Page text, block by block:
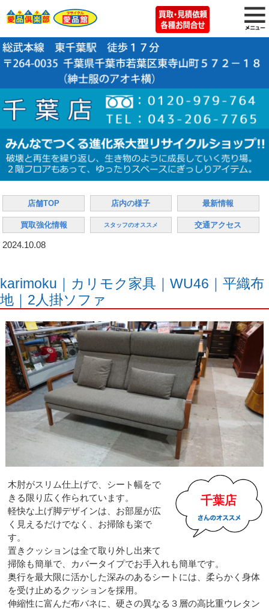
店舗TOP 店内の様子 最新情報
買取強化情報 スタッフのオススメ 交通アクセス
2024.10.08
karimoku｜カリモク家具｜WU46｜平織布
地｜2人掛ソファ
千葉店
木肘がスリム仕上げで、シート幅をで
きる限り広く作られています。
軽快な上げ脚デザインは、お部屋が広
く見えるだけでなく、お掃除も楽で
す。
置きクッションは全て取り外し出来て
掃除も簡単で、カバータイプでお手入れも簡単です。
奥行を最大限に活かした深みのあるシートには、柔らかく身体
を受け止めるクッションを採用。
伸縮性に富んだ布バネに、硬さの異なる３層の高比重ウレタン